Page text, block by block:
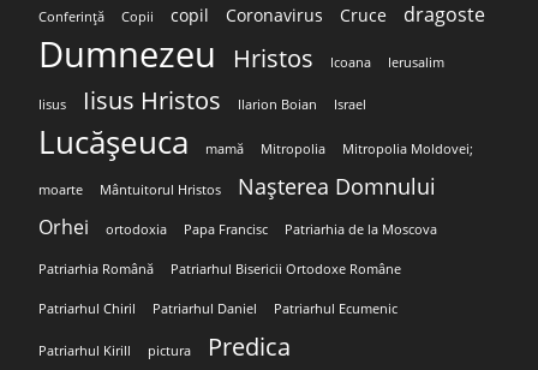
Conferință Copii copil Coronavirus Cruce dragoste
Dumnezeu Hristos Icoana Ierusalim
Iisus Iisus Hristos Ilarion Boian Israel
Lucășeuca mamă Mitropolia Mitropolia Moldovei;
moarte Mântuitorul Hristos Nașterea Domnului
Orhei ortodoxia Papa Francisc Patriarhia de la Moscova
Patriarhia Română Patriarhul Bisericii Ortodoxe Române
Patriarhul Chiril Patriarhul Daniel Patriarhul Ecumenic
Patriarhul Kirill pictura Predica